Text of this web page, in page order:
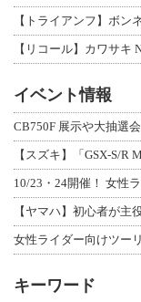
【リコール】カワサキ
イベント情報
CB750F 展示や大抽選
【スズキ】「GSX-S/R
10/23・24開催！ 女性
【ヤマハ】初心者が主
女性ライダー向けツー
キーワード